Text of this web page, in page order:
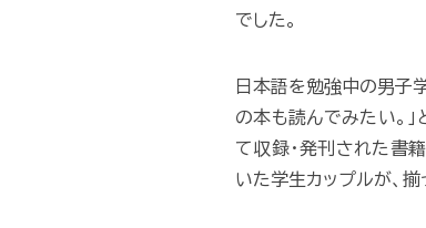
でした。
日本語を勉強中の男子
の本も読んでみたい。
て収録・発刊された書
いた学生カップルが、揃